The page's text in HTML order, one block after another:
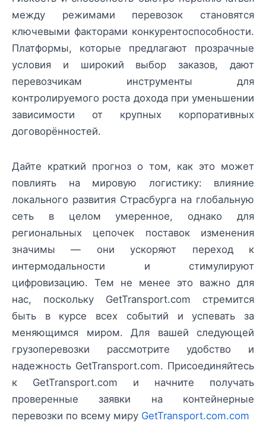
между режимами перевозок становятся
ключевыми факторами конкурентоспособности.
Платформы, которые предлагают прозрачные
условия и широкий выбор заказов, дают
перевозчикам инструменты для
контролируемого роста дохода при уменьшении
зависимости от крупных корпоративных
договорённостей.
Дайте краткий прогноз о том, как это может
повлиять на мировую логистику: влияние
локального развития Страсбурга на глобальную
сеть в целом умеренное, однако для
региональных цепочек поставок изменения
значимы — они ускоряют переход к
интермодальности и стимулируют
цифровизацию. Тем не менее это важно для
нас, поскольку GetTransport.com стремится
быть в курсе всех событий и успевать за
меняющимся миром. Для вашей следующей
грузоперевозки рассмотрите удобство и
надежность GetTransport.com. Присоединяйтесь
к GetTransport.com и начните получать
проверенные заявки на контейнерные
перевозки по всему миру GetTransport.com.com